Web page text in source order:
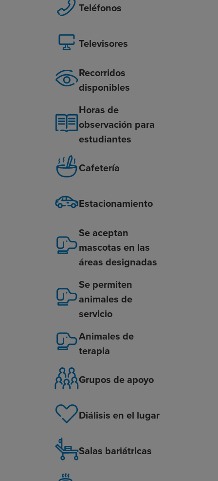
Teléfonos
Televisores
Recorridos
disponibles
Horas de
observación para
estudiantes
Cafetería
Estacionamiento
Se aceptan
mascotas en las
áreas designadas
Se permiten
animales de
servicio
Animales de
terapia
Grupos de apoyo
Diálisis en el lugar
Salas bariátricas